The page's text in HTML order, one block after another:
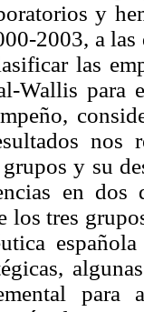
y
2003, a
las
Wallis para
y su
en
los tres
para